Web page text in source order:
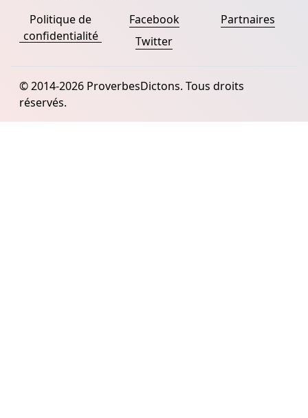
Politique de
confidentialité
Facebook
Twitter
Partnaires
© 2014-2026 ProverbesDictons. Tous droits
réservés.